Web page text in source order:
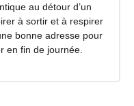
au détour d’un
à sortir et à respirer
bonne adresse pour
en fin de journée.